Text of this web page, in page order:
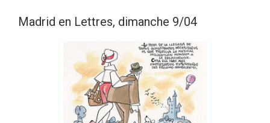
Madrid en Lettres, dimanche 9/04